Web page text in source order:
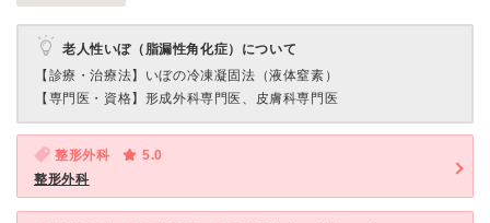
老人性いぼ（脂漏性角化症）について
【診療・治療法】 いぼの冷凍凝固法（液体窒素）
【専門医・資格】 形成外科専門医、皮膚科専門医
整形外科
5.0
整形外科